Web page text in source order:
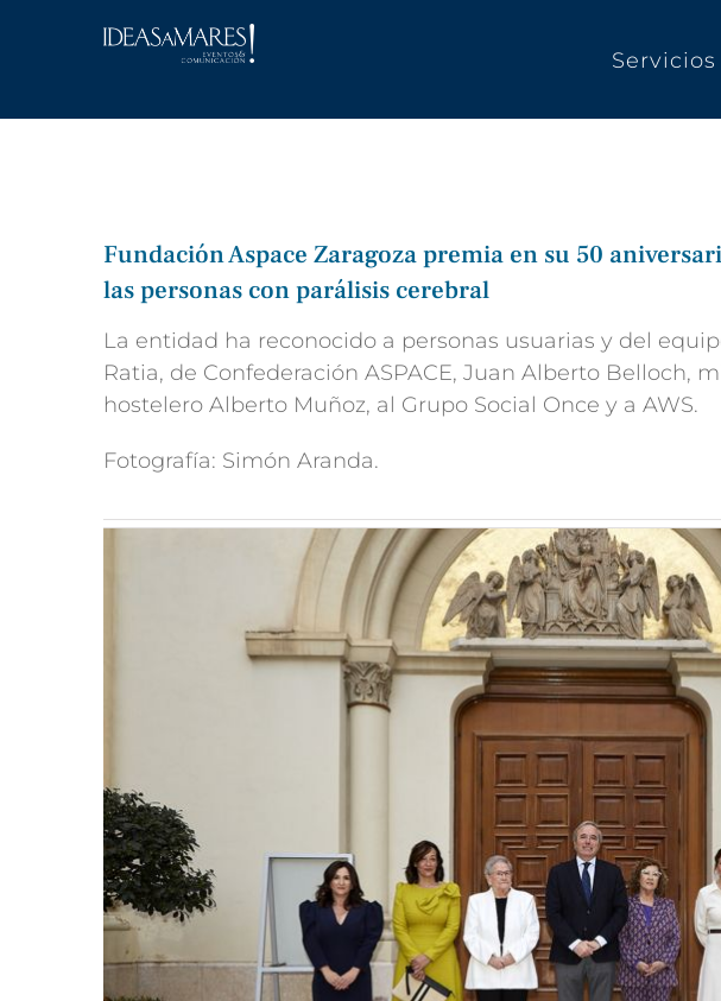
Servicios
Fundación Aspace Zaragoza premia en su 50
las personas con parálisis cerebral
La entidad ha reconocido a personas usuarias y del
Ratia, de Confederación ASPACE, Juan Alberto Belloch,
hostelero Alberto Muñoz, al Grupo Social Once y a AWS.
Fotografía: Simón Aranda.